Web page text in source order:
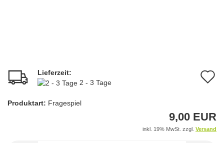
Lieferzeit:
2 - 3 Tage
Produktart: Fragespiel
9,00 EUR
inkl. 19% MwSt. zzgl. Versand